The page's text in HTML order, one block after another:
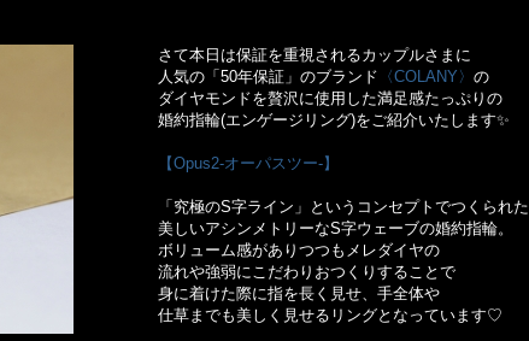
さて本日は保証を重視されるカップルさまに
人気の「50年保証」のブランド 〈COLANY〉 の
ダイヤモンドを贅沢に使用した満足感たっぷりの
婚約指輪(エンゲージリング)をご紹介いたします✨
【Opus2-オーパスツー-】
「究極のS字ライン」というコンセプトでつくられた
美しいアシンメトリーなS字ウェーブの婚約指輪。
ボリューム感がありつつもメレダイヤの
流れや強弱にこだわりおつくりすることで
身に着けた際に指を長く見せ、手全体や
仕草までも美しく見せるリングとなっています♡